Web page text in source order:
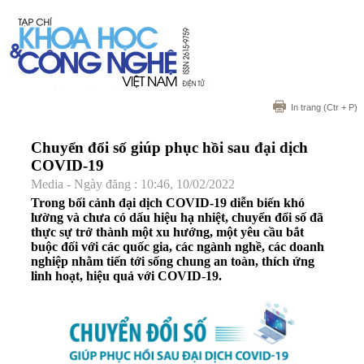
In trang (Ctr + P)
Chuyển đổi số giúp phục hồi sau đại dịch
COVID-19
Media - Ngày đăng : 10:46, 10/02/2022
Trong bối cảnh đại dịch COVID-19 diễn biến khó
lường và chưa có dấu hiệu hạ nhiệt, chuyển đổi số đã
thực sự trở thành một xu hướng, một yêu cầu bắt
buộc đối với các quốc gia, các ngành nghề, các doanh
nghiệp nhằm tiến tới sống chung an toàn, thích ứng
linh hoạt, hiệu quả với COVID-19.